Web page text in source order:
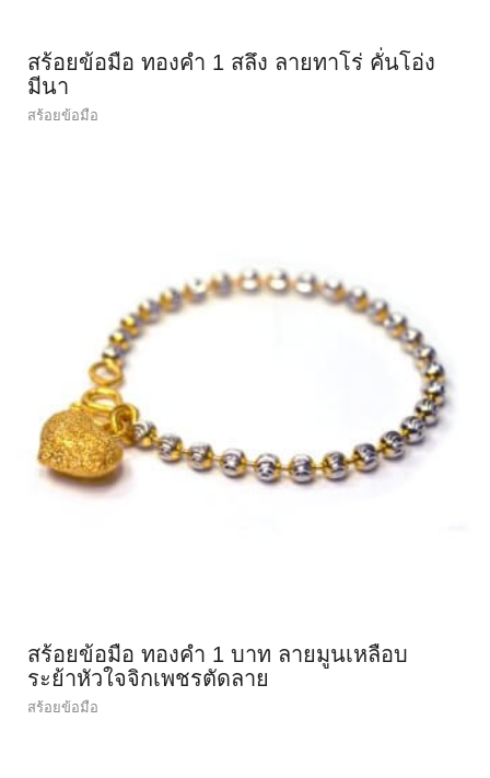
สร้อยข้อมือ ทองคำ 1 สลึง ลายทาโร่ คั่นโอ่ง
มีนา
สร้อยข้อมือ
สร้อยข้อมือ ทองคำ 1 บาท ลายมูนเหลือบ
ระย้าหัวใจจิกเพชรตัดลาย
สร้อยข้อมือ